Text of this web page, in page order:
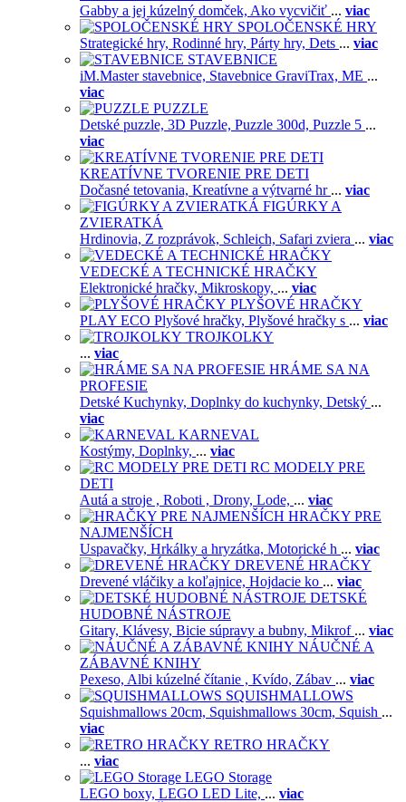
Gabby a jej kúzelný domček, Ako vycvičiť ... viac
SPOLOČENSKÉ HRY
Strategické hry, Rodinné hry, Párty hry, Dets ... viac
STAVEBNICE
iM.Master stavebnice, Stavebnice GraviTrax, ME ...
viac
PUZZLE
Detské puzzle, 3D Puzzle, Puzzle 300d, Puzzle 5 ...
viac
KREATÍVNE TVORENIE PRE DETI
Dočasné tetovania, Kreatívne a výtvarné hr ... viac
FIGÚRKY A
ZVIERATKÁ
Hrdinovia, Z rozprávok, Schleich, Safari zviera ... viac
VEDECKÉ A TECHNICKÉ HRAČKY
Elektronické hračky, Mikroskopy, ... viac
PLYŠOVÉ HRAČKY
PLAY ECO Plyšové hračky, Plyšové hračky s ... viac
TROJKOLKY
... viac
HRÁME SA NA
PROFESIE
Detské Kuchynky, Doplnky do kuchynky, Detský ...
viac
KARNEVAL
Kostýmy, Doplnky, ... viac
RC MODELY PRE
DETI
Autá a stroje , Roboti , Drony, Lode, ... viac
HRAČKY PRE
NAJMENŠÍCH
Uspavačky, Hrkálky a hryzátka, Motorické h ... viac
DREVENÉ HRAČKY
Drevené vláčiky a koľajnice, Hojdacie ko ... viac
DETSKÉ
HUDOBNÉ NÁSTROJE
Gitary, Klávesy, Bicie súpravy a bubny, Mikrof ... viac
NÁUČNÉ A
ZÁBAVNÉ KNIHY
Pexeso, Albi kúzelné čítanie , Kvído, Zábav ... viac
SQUISHMALLOWS
Squishmallows 20cm, Squishmallows 30cm, Squish ...
viac
RETRO HRAČKY
... viac
LEGO Storage
LEGO boxy, LEGO LED Lite, ... viac